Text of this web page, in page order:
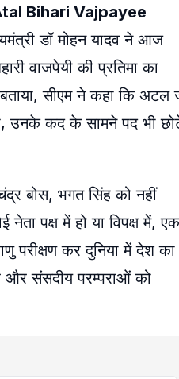
Bihari Vajpayee
डॉ मोहन यादव ने आज
वाजपेयी की प्रतिमा का
सीएम ने कहा कि अटल
उनके कद के सामने पद भी
बोस, भगत सिंह को नहीं
पक्ष में हो या विपक्ष में, एक
परीक्षण कर दुनिया में देश का
और संसदीय परम्पराओं को